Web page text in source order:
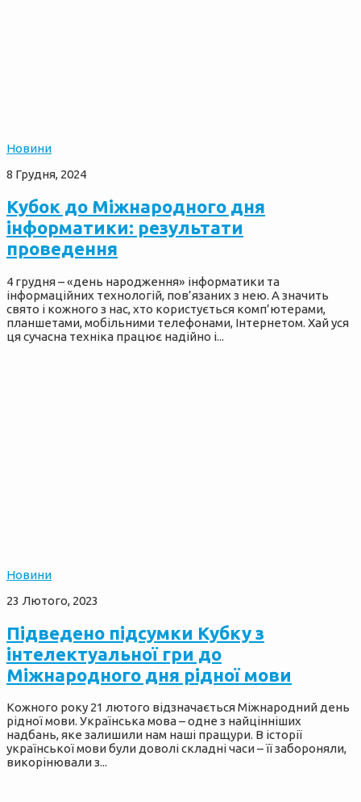
Новини
8 Грудня, 2024
Кубок до Міжнародного дня
інформатики: результати
проведення
4 грудня – «день народження» інформатики та
інформаційних технологій, пов’язаних з нею. А значить
свято і кожного з нас, хто користується комп’ютерами,
планшетами, мобільними телефонами, Інтернетом. Хай уся
ця сучасна техніка працює надійно і...
Новини
23 Лютого, 2023
Підведено підсумки Кубку з
інтелектуальної гри до
Міжнародного дня рідної мови
Кожного року 21 лютого відзначається Міжнародний день
рідної мови. Українська мова – одне з найцінніших
надбань, яке залишили нам наші пращури. В історії
української мови були доволі складні часи – її забороняли,
викорінювали з...